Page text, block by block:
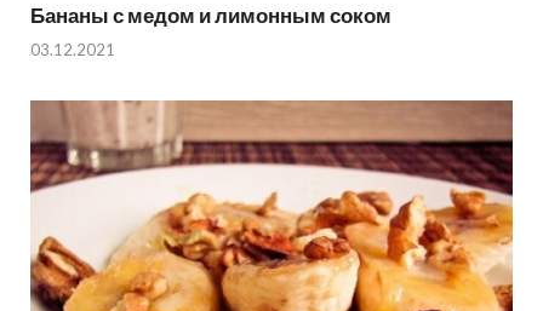
Бананы с медом и лимонным соком
03.12.2021